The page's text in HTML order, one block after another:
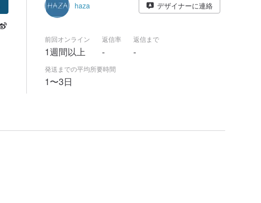
haza デザイナーに連絡
前回オンライン
1週間以上
返信率
-
返信まで
-
発送までの平均所要時間
1〜3日